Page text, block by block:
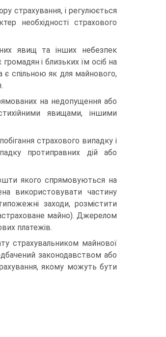
страхування, і регулюється
необхідності страхового
явищ та інших небезпек
і близьких їм осіб на
є спільною як для майнового,
на недопущення або
явищами, іншими
страхового випадку і
проти­правних дій або
якого спрямовуються на
використо­вувати частину
заходи, розмістити
майно). Джерелом
платежів.
страхувальником майнової
законо­давством або
якому можуть бути